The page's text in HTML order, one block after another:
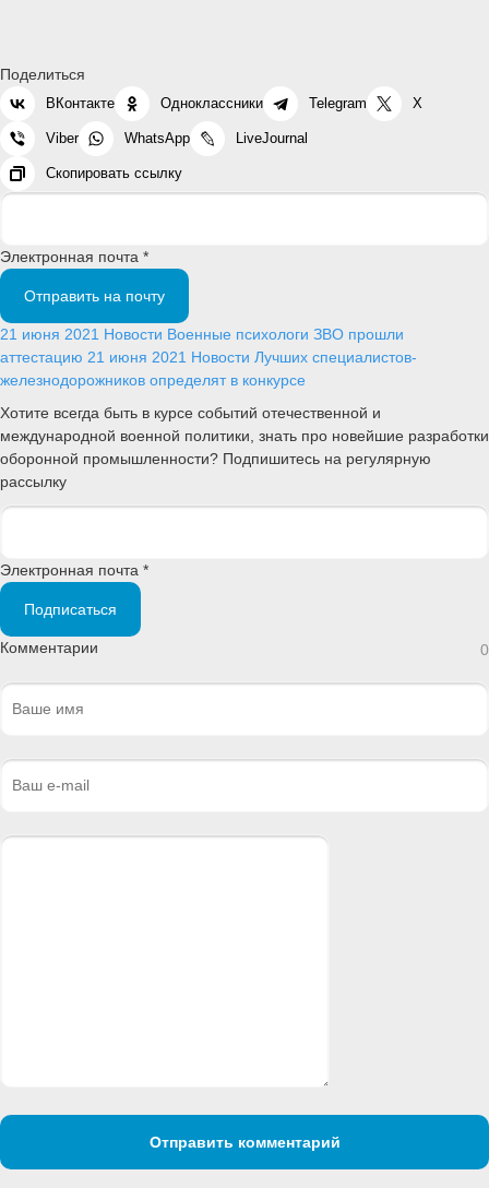
Поделиться
ВКонтакте Одноклассники Telegram X
Viber WhatsApp LiveJournal
Скопировать ссылку
Электронная почта *
Отправить на почту
21 июня 2021 Новости Военные психологи ЗВО прошли
аттестацию 21 июня 2021 Новости Лучших специалистов-
железнодорожников определят в конкурсе
Хотите всегда быть в курсе событий отечественной и
международной военной политики, знать про новейшие разработки
оборонной промышленности? Подпишитесь на регулярную
рассылку
Электронная почта *
Подписаться
Комментарии 0
Отправить комментарий